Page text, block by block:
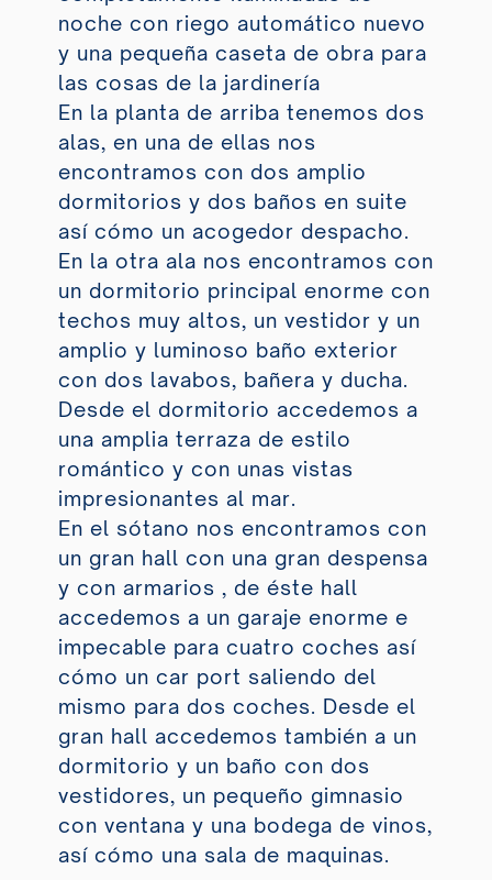
noche con riego automático nuevo
y una pequeña caseta de obra para
las cosas de la jardinería
En la planta de arriba tenemos dos
alas, en una de ellas nos
encontramos con dos amplio
dormitorios y dos baños en suite
así cómo un acogedor despacho.
En la otra ala nos encontramos con
un dormitorio principal enorme con
techos muy altos, un vestidor y un
amplio y luminoso baño exterior
con dos lavabos, bañera y ducha.
Desde el dormitorio accedemos a
una amplia terraza de estilo
romántico y con unas vistas
impresionantes al mar.
En el sótano nos encontramos con
un gran hall con una gran despensa
y con armarios , de éste hall
accedemos a un garaje enorme e
impecable para cuatro coches así
cómo un car port saliendo del
mismo para dos coches. Desde el
gran hall accedemos también a un
dormitorio y un baño con dos
vestidores, un pequeño gimnasio
con ventana y una bodega de vinos,
así cómo una sala de maquinas.